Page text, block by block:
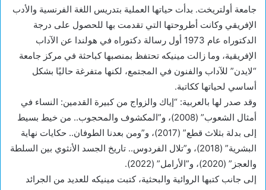
جامعة أولتريخت. بدأت حياتها العملية بتدريس اللغة الفرنسية والأدب
الإفريقي وكانت أطروحتها التي تقدمت بها للحصول على درجة
الدكتوراه عام 1973 أول رسالة دكتوراه في هولندا عن الآداب
الإفريقية، وما زالت مينيكه تحتفظ بمنصبها كباحثة في مركز جامعة
“لايدن” للآداب والفنون في المجتمع، لكنها متفرغة حاليًا بشكل
أساسي لحياتها ككاتبة.
وقد صدر لها بالعربية: “إياك والزواج من كبيرة القدمين: النساء في
أمثال الشعوب” (2008)، و”المكشوف والمحجوب.. من خيط بسيط
إلى بدلة بثلاث قطع” (2017)، و”ومن بعدنا الطوفان.. حكايات نهاية
البشرية” (2018)، و”تلال الفردوس.. تاريخ الجسد الأنثوي بين السلطة
والعجز” (2020)، و”الأرامل” (2022).
إلى جانب كتبها الروائية والبحثية، كتبت مينيكه للعديد من الجرائد